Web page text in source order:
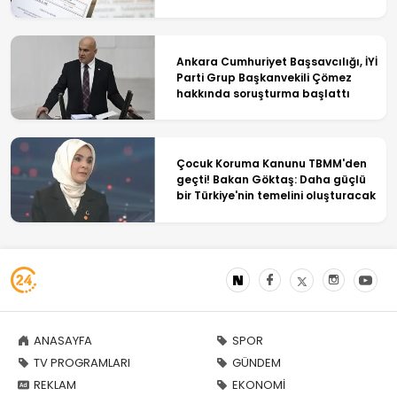
Ankara Cumhuriyet Başsavcılığı, İYİ
Parti Grup Başkanvekili Çömez
hakkında soruşturma başlattı
Çocuk Koruma Kanunu TBMM'den
geçti! Bakan Göktaş: Daha güçlü
bir Türkiye'nin temelini oluşturacak
ANASAYFA
TV PROGRAMLARI
REKLAM
SPOR
GÜNDEM
EKONOMİ